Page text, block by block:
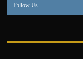
Follow Us